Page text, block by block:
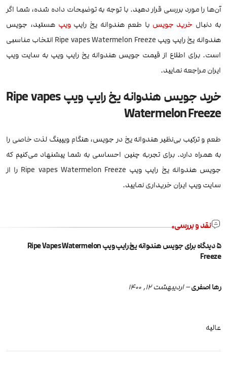
آن‌ها را مورد بررسی قرار دهید. با توجه به توضیحات داده شده، شما اگر
به دنبال خرید جویس با طعم هندوانه یخ رایپویپ هستید، جویس
هندوانه یخ رایپ ویپ Ripe vapes Watermelon Freeze انتخاب مناسبی
است. برای اطلاع از قیمت جویس هندوانه یخ رایپ ویپ به سایت ویپ
ایران مراجعه نمایید.
خرید جویس هندوانه یخ رایپ ویپ Ripe vapes
Watermelon Freeze
طعم و ترکیب بی‌نظیر هندوانه یخ در جویس، هنگام ویپینگ لذت خاصی را
به همراه دارد. برای تجربه چنین احساسی به شما پیشنهاد می‌کنیم که
جویس هندوانه یخ رایپ ویپ Ripe vapes Watermelon Freeze را از
سایت ویپ ایران خریداری نمایید.
نقد و بررسی
5 دیدگاه برای
جویس هندوانه یخ رایپ ویپ Ripe Vapes Watermelon
Freeze
رها اصفری– اردیبهشت 12, 1400
عالیه